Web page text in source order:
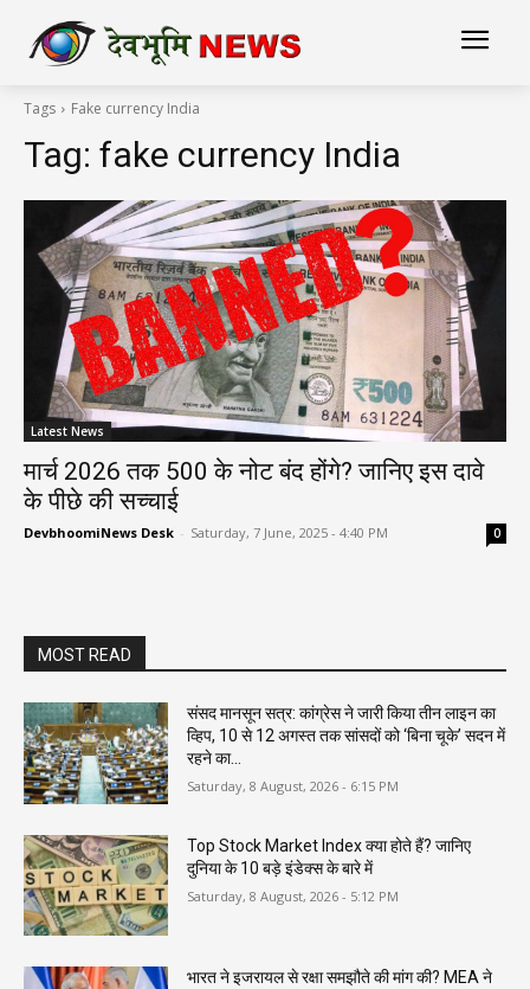
Tags Fake currency India
Tag: fake currency India
Latest News
मार्च 2026 तक 500 के नोट बंद होंगे? जानिए इस दावे
के पीछे की सच्चाई
DevbhoomiNews Desk - Saturday, 7 June, 2025 - 4:40 PM 0
MOST READ
संसद मानसून सत्र: कांग्रेस ने जारी किया तीन लाइन का
व्हिप, 10 से 12 अगस्त तक सांसदों को ‘बिना चूके’ सदन में
रहने का...
Saturday, 8 August, 2026 - 6:15 PM
Top Stock Market Index क्या होते हैं? जानिए
दुनिया के 10 बड़े इंडेक्स के बारे में
Saturday, 8 August, 2026 - 5:12 PM
भारत ने इजरायल से रक्षा समझौते की मांग की? MEA ने